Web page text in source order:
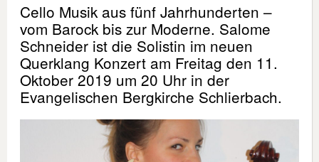
Cello Musik aus fünf Jahrhunderten –
vom Barock bis zur Moderne. Salome
Schneider ist die Solistin im neuen
Querklang Konzert am Freitag den 11.
Oktober 2019 um 20 Uhr in der
Evangelischen Bergkirche Schlierbach.